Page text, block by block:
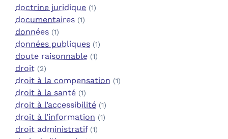
doctrine juridique (1)
documentaires (1)
données (1)
données publiques (1)
doute raisonnable (1)
droit (2)
droit à la compensation (1)
droit à la santé (1)
droit à l’accessibilité (1)
droit à l’information (1)
droit administratif (1)